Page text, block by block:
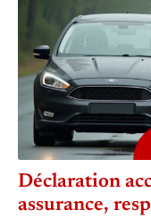
Déclaration
assurance,